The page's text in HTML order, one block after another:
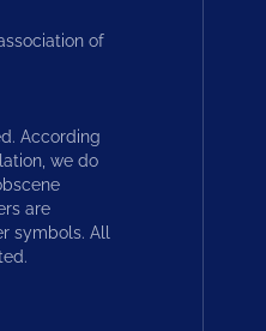
of
According
we do
are
symbols. All